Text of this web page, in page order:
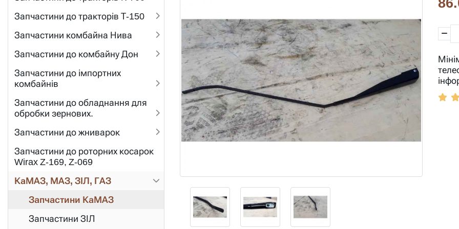
Запчастини до тракторів Т-150
Запчастини комбайна Нива
Запчастини до комбайну Дон
Запчастини до імпортних
комбайнів
Запчастини до обладнання для
обробки зернових.
Запчастини до жниварок
Запчастини до роторних косарок
Wirax Z-169, Z-069
КаМАЗ, МАЗ, ЗІЛ, ГАЗ
Запчастини КаМАЗ
Запчастини ЗІЛ